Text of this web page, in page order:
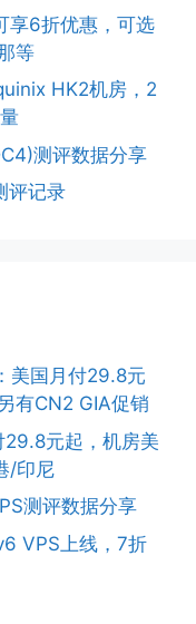
享6折优惠，可选
等
HK2机房，2
测评数据分享
评记录
美国月付29.8元
有CN2 GIA促销
29.8元起，机房美
/印尼
测评数据分享
VPS上线，7折